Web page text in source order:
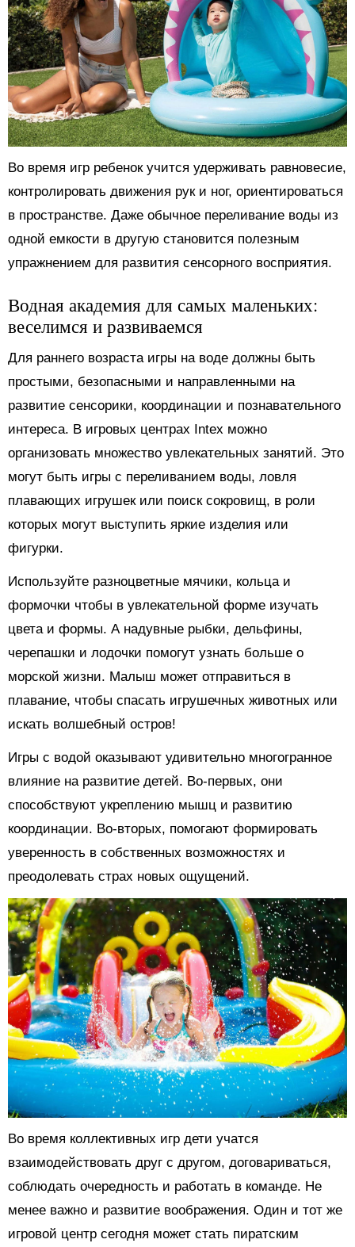
Во время игр ребенок учится удерживать равновесие,
контролировать движения рук и ног, ориентироваться
в пространстве. Даже обычное переливание воды из
одной емкости в другую становится полезным
упражнением для развития сенсорного восприятия.
Водная академия для самых маленьких:
веселимся и развиваемся
Для раннего возраста игры на воде должны быть
простыми, безопасными и направленными на
развитие сенсорики, координации и познавательного
интереса. В игровых центрах Intex можно
организовать множество увлекательных занятий. Это
могут быть игры с переливанием воды, ловля
плавающих игрушек или поиск сокровищ, в роли
которых могут выступить яркие изделия или
фигурки.
Используйте разноцветные мячики, кольца и
формочки чтобы в увлекательной форме изучать
цвета и формы. А надувные рыбки, дельфины,
черепашки и лодочки помогут узнать больше о
морской жизни. Малыш может отправиться в
плавание, чтобы спасать игрушечных животных или
искать волшебный остров!
Игры с водой оказывают удивительно многогранное
влияние на развитие детей. Во-первых, они
способствуют укреплению мышц и развитию
координации. Во-вторых, помогают формировать
уверенность в собственных возможностях и
преодолевать страх новых ощущений.
Во время коллективных игр дети учатся
взаимодействовать друг с другом, договариваться,
соблюдать очередность и работать в команде. Не
менее важно и развитие воображения. Один и тот же
игровой центр сегодня может стать пиратским